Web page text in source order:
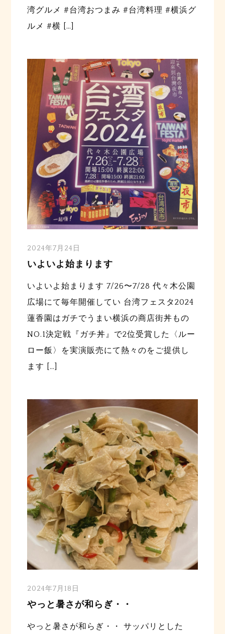
湾グルメ #台湾おつまみ #台湾料理 #横浜グ
ルメ #横 […]
2024年7月24日
いよいよ始まります
いよいよ始まります 7/26〜7/28 代々木公園
広場にて毎年開催してい 台湾フェスタ2024
蓮香園はガチでうまい横浜の商店街丼もの
NO.1決定戦『ガチ丼』で2位受賞した〈ルー
ロー飯〉を実演販売にて熱々のをご提供し
ます […]
2024年7月18日
やっと暑さが和らぎ・・
やっと暑さが和らぎ・・ サッパリとした